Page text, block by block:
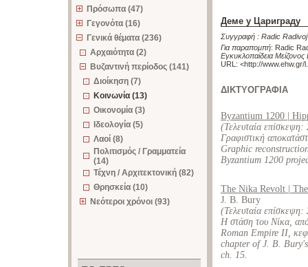
Πρόσωπα (47)
Γεγονότα (16)
Γενικά θέματα (236)
Αρχαιότητα (2)
Βυζαντινή περίοδος (141)
Διοίκηση (7)
Κοινωνία (13)
Οικονομία (3)
Ιδεολογία (5)
Λαοί (8)
Πολιτισμός / Γραμματεία
(14)
Τέχνη / Αρχιτεκτονική (82)
Θρησκεία (10)
Νεότεροι χρόνοι (93)
Деме у Цариграду
Συγγραφή : Radic Radivoj
Για παραπομπή: Radic
Εγκυκλοπαίδεια
URL: <http://www.ehw.gr/
ΔΙΚΤΥΟΓΡΑΦΙΑ
Byzantium 1200 |
(Τελευταία επίσκεψη:
Γραφιστική
Graphic
Byzantium 1200
The Nika Revolt |
J. B. Bury
(Τελευταία επίσκεψη:
Η στάση του Νίκα,
Roman Empire II,
chapter of J. B.
ch. 15.